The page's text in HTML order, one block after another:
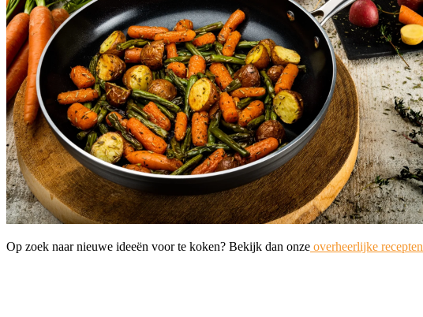
Op zoek naar nieuwe ideeën voor te koken? Bekijk dan onze overheerlijke recepten